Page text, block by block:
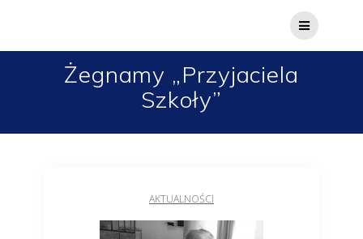
Żegnamy „Przyjaciela
Szkoły”
AKTUALNOŚCI